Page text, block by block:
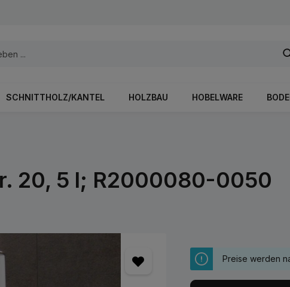
SCHNITTHOLZ/KANTEL HOLZBAU HOBELWARE
20, 5 l; R2000080-0050
Preise werden